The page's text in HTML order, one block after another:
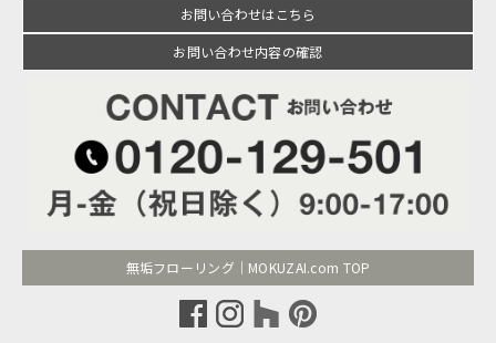
お問い合わせはこちら
お問い合わせ内容の確認
無垢フローリング｜MOKUZAI.com TOP